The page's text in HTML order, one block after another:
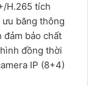
H.265 tích
băng thông
bảo chất
đồng thời
IP (8+4)